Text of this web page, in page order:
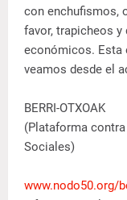
con enchufismos,
favor, trapicheos
económicos. Esta
veamos desde el
BERRI-OTXOAK
(Plataforma
Sociales)
www.nodo50.org/